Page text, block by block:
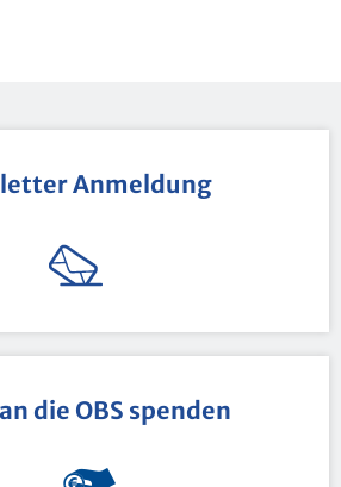
An­mel­dung
die OBS spen­den